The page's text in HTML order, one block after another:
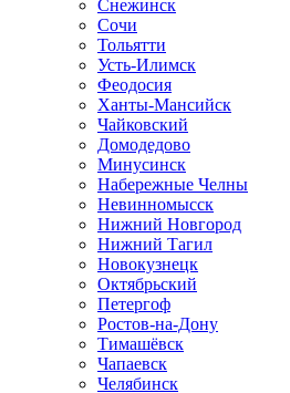
Снежинск
Сочи
Тольятти
Усть-Илимск
Феодосия
Ханты-Мансийск
Чайковский
Домодедово
Минусинск
Набережные Челны
Невинномысск
Нижний Новгород
Нижний Тагил
Новокузнецк
Октябрьский
Петергоф
Ростов-на-Дону
Тимашёвск
Чапаевск
Челябинск